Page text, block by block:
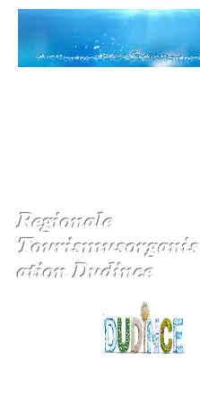
Regionale
Tourismusorganis
ation Dudince